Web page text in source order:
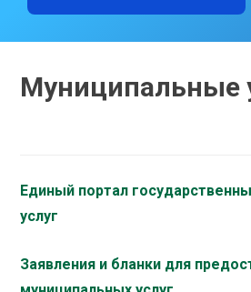
Муниципальные
Единый портал
услуг
Заявления и бланки для